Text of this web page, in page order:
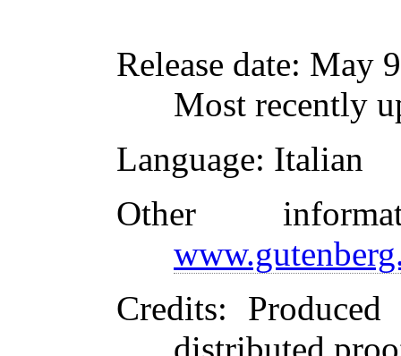
Release date: May
Most recently
Language: Italian
Other
Credits: